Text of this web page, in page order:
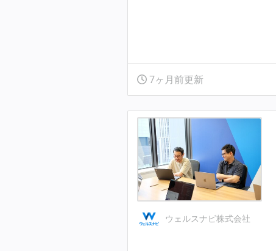
7ヶ月前更新
ウェルスナビ株式会社